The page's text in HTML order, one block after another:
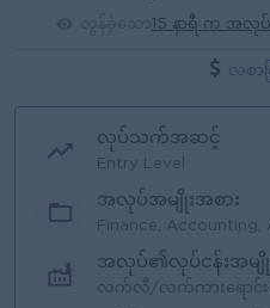
15 နာရီ က အလု
လစာ
လုပ်သက်အဆင့်
Entry Level
အလုပ်အမျိုးအစား
Finance, Accounting,
အလုပ်၏လုပ်ငန်းအမျို
လက်လီ/လက်ကားရောင်း